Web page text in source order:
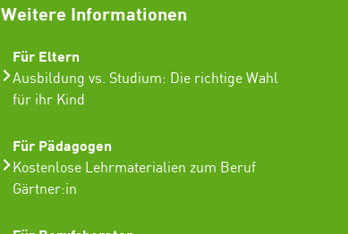
Weitere Informationen
Für Eltern
Ausbildung vs. Studium: Die richtige Wahl
für ihr Kind
Für Pädagogen
Kostenlose Lehrmaterialien zum Beruf
Gärtner:in